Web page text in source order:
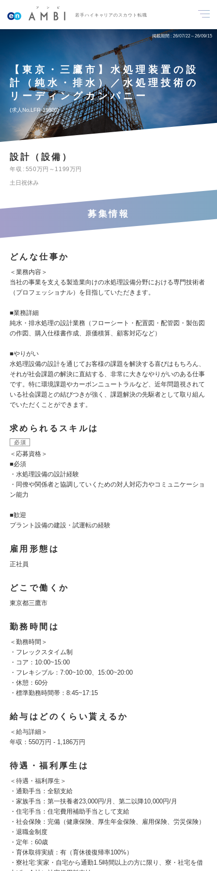
若手ハイキャリアのスカウト転職
掲載期間 26/07/22～26/09/15
【東京・三鷹市】水処理装置の設
計（純水・排水）／水処理技術の
リーディングカンパニー
求人No.LFR-19800
設計（設備）
年収
550万円～1199万円
土日祝休み
募集情報
どんな仕事か
＜業務内容＞
当社の事業を支える製造業向けの水処理設備分野における専門技術者
（プロフェッショナル）を目指していただきます。
■業務詳細
純水・排水処理の設計業務（フローシート・配置図・配管図・製缶図
の作図、購入仕様書作成、原価積算、顧客対応など）
■やりがい
水処理設備の設計を通じてお客様の課題を解決する喜びはもちろん、
それが社会課題の解決に直結する、非常に大きなやりがいのある仕事
です。特に環境課題やカーボンニュートラルなど、近年問題視されて
いる社会課題との結びつきが強く、課題解決の先駆者として取り組ん
でいただくことができます。
求められるスキルは
必須
＜応募資格＞
■必須
・水処理設備の設計経験
・同僚や関係者と協調していくための対人対応力やコミュニケーショ
ン能力
■歓迎
プラント設備の建設・試運転の経験
雇用形態は
正社員
どこで働くか
東京都三鷹市
勤務時間は
＜勤務時間＞
・フレックスタイム制
・コア：10:00~15:00
・フレキシブル：7:00~10:00、15:00~20:00
・休憩：60分
・標準勤務時間帯：8:45~17:15
給与はどのくらい貰えるか
＜給与詳細＞
年収：550万円 - 1,186万円
待遇・福利厚生は
＜待遇・福利厚生＞
・通勤手当：全額支給
・家族手当：第一扶養者23,000円/月、第二以降10,000円/月
・住宅手当：住宅費用補助手当として支給
・社会保険：完備（健康保険、厚生年金保険、雇用保険、労災保険）
・退職金制度
・定年：60歳
・育休取得実績：有（育休後復帰率100%）
・寮社宅:実家・自宅から通勤1.5時間以上の方に限り、寮・社宅を借